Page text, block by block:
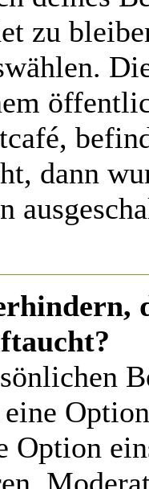
zu
dann
Option